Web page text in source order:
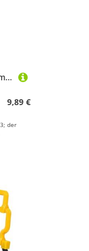
harayaa Rennrad Lenker Aluminium Legierung Riser Bar Fahrrad Lenker für Rennräder Reiten, Silber 50cm
9,89 €
der